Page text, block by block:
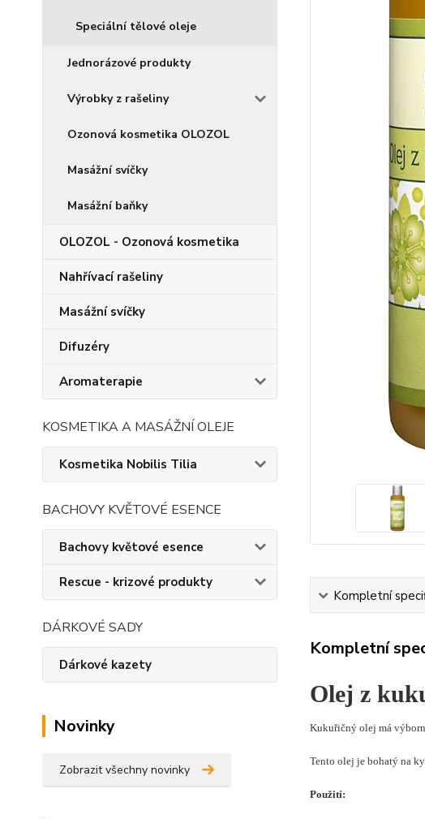
Speciální tělové oleje
Jednorázové produkty
Výrobky z rašeliny
Ozonová kosmetika OLOZOL
Masážní svíčky
Masážní baňky
OLOZOL - Ozonová kosmetika
Nahřívací rašeliny
Masážní svíčky
Difuzéry
Aromaterapie
KOSMETIKA A MASÁŽNÍ OLEJE
Kosmetika Nobilis Tilia
BACHOVY KVĚTOVÉ ESENCE
Bachovy květové esence
Rescue - krizové produkty
DÁRKOVÉ SADY
Dárkové kazety
Novinky
Zobrazit všechny novinky
Kompletní
Kompletní
Olej z
Kukuřičný olej má
Tento olej je bohatý na
Použití: